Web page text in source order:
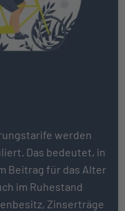
werden
Das bedeutet, in
Beitrag für das Alter
im Ruhestand
Zinserträge